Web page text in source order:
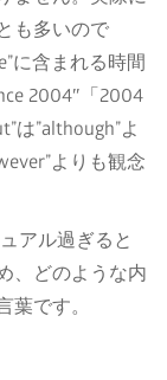
も多いので
に含まれる時間
2004″「2004
は”although”よ
よりも観念
アル過ぎると
、どのような内
です。